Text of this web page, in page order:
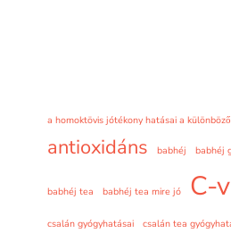
a homoktövis jótékony hatásai a
antioxidáns babhéj babhéj
babhéj tea babhéj tea mire jó C-
csalán gyógyhatásai
csalán tea